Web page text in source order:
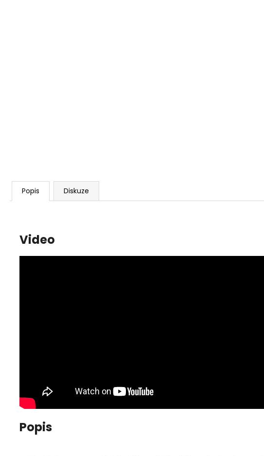
Popis Diskuze
Video
Popis